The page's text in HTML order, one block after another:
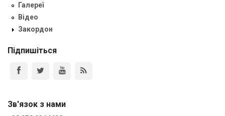
Галереї
Відео
Закордон
Підпишіться
Зв'язок з нами